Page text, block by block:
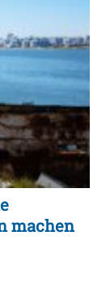
machen